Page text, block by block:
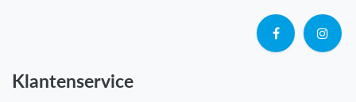
Klantenservice